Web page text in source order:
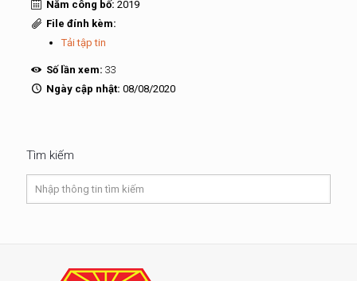
Năm công bố: 2019
File đính kèm:
Tải tập tin
Số lần xem: 33
Ngày cập nhật: 08/08/2020
Tìm kiếm